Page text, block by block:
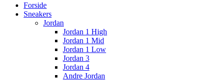
Forside
Sneakers
Jordan
Jordan 1 High
Jordan 1 Mid
Jordan 1 Low
Jordan 3
Jordan 4
Andre Jordan